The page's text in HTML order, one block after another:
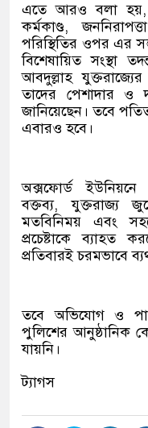
এতে আরও বলা হয়,
কর্মকাণ্ড,
পরিস্থিতির ওপর এর
বিশেষায়িত সংস্থা
আবদুল্লাহ
তাদের পেশাদার ও
জানিয়েছেন। তবে
এবারও হবে।
অক্সফোর্ড
বক্তব্য, যুক্তরাজ্য
মতবিনিময় এবং
প্রচেষ্টাকে ব্যাহত
প্রতিবারই চরমভাবে
তবে অভিযোগ ও
পুলিশের আনুষ্ঠানিক
যায়নি।
ট্যাগস